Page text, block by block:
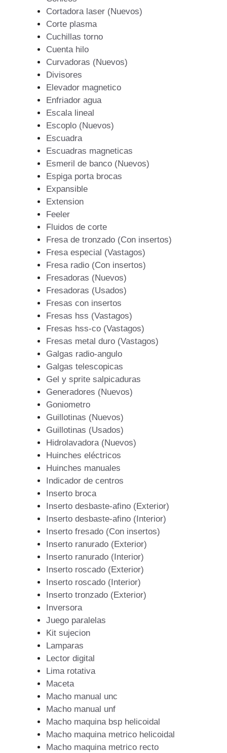
Cortadora laser (Nuevos)
Corte plasma
Cuchillas torno
Cuenta hilo
Curvadoras (Nuevos)
Divisores
Elevador magnetico
Enfriador agua
Escala lineal
Escoplo (Nuevos)
Escuadra
Escuadras magneticas
Esmeril de banco (Nuevos)
Espiga porta brocas
Expansible
Extension
Feeler
Fluidos de corte
Fresa de tronzado (Con insertos)
Fresa especial (Vastagos)
Fresa radio (Con insertos)
Fresadoras (Nuevos)
Fresadoras (Usados)
Fresas con insertos
Fresas hss (Vastagos)
Fresas hss-co (Vastagos)
Fresas metal duro (Vastagos)
Galgas radio-angulo
Galgas telescopicas
Gel y sprite salpicaduras
Generadores (Nuevos)
Goniometro
Guillotinas (Nuevos)
Guillotinas (Usados)
Hidrolavadora (Nuevos)
Huinches eléctricos
Huinches manuales
Indicador de centros
Inserto broca
Inserto desbaste-afino (Exterior)
Inserto desbaste-afino (Interior)
Inserto fresado (Con insertos)
Inserto ranurado (Exterior)
Inserto ranurado (Interior)
Inserto roscado (Exterior)
Inserto roscado (Interior)
Inserto tronzado (Exterior)
Inversora
Juego paralelas
Kit sujecion
Lamparas
Lector digital
Lima rotativa
Maceta
Macho manual unc
Macho manual unf
Macho maquina bsp helicoidal
Macho maquina metrico helicoidal
Macho maquina metrico recto